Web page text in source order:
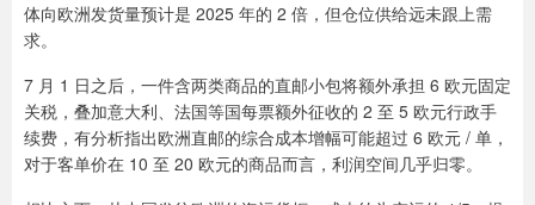
体向欧洲发货量预计是 2025 年的 2 倍，但仓位供给远未跟上需
求。
7 月 1 日之后，一件含两类商品的直邮小包将额外承担 6 欧元固定
关税，叠加意大利、法国等国每票额外征收的 2 至 5 欧元行政手
续费，有分析指出欧洲直邮的综合成本增幅可能超过 6 欧元 / 单，
对于客单价在 10 至 20 欧元的商品而言，利润空间几乎归零。